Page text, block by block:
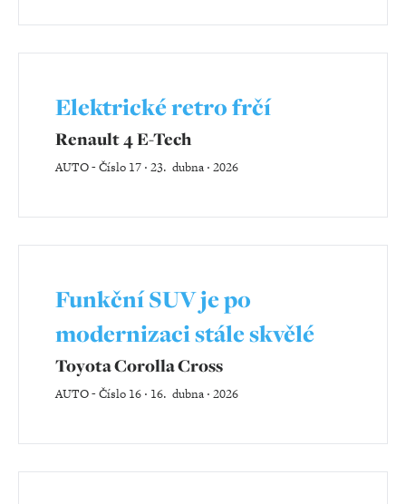
Elektrické retro frčí
Renault 4 E-Tech
AUTO-Číslo 17 ‧ 23. dubna ‧ 2026
Funkční SUV je po
modernizaci stále skvělé
Toyota Corolla Cross
AUTO-Číslo 16 ‧ 16. dubna ‧ 2026